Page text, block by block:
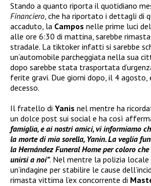
Stando a quanto riporta il quotidiano
Financiero, che ha riportato i dettagli di
accaduto, la Campos nelle prime luci
alle ore 6:30 di mattina, sarebbe
stradale. La tiktoker infatti si sarebbe
un’automobile parcheggiata nella sua
dopo sarebbe stata trasportata
ferite gravi. Due giorni dopo, il 4
decesso.
Il fratello di Yanis nel mentre ha
un dolce post sui social e ha così
famiglia, e ai nostri amici, vi informiamo
la morte di mia sorella, Yanin. La veglia
la Hernández Funeral Home per coloro
unirsi a noi”. Nel mentre la polizia locale
un’indagine per stabilire le cause
rimasta vittima l’ex concorrente di